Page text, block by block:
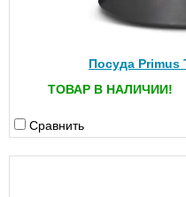
Посуда Primus
ТОВАР В НАЛИЧИИ!
Сравнить